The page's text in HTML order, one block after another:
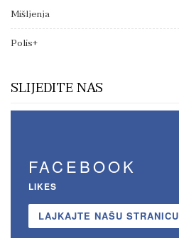
Mišljenja
Polis+
SLIJEDITE NAS
FACEBOOK
LIKES
LAJKAJTE NAŠU STRANICU